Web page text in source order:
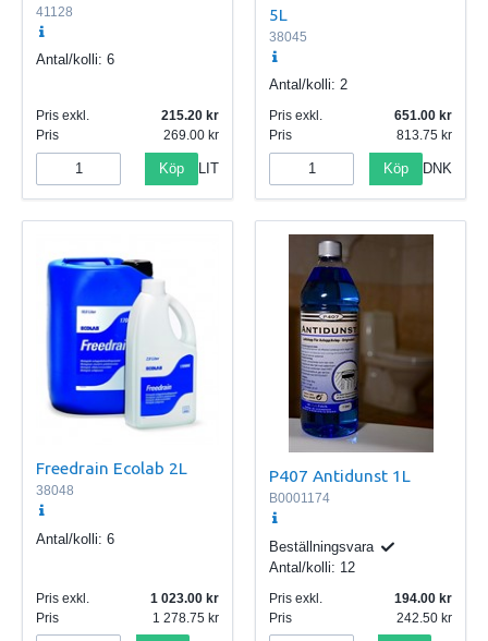
41128
Antal/kolli: 6
Pris exkl.
215.20
Pris
269.00
Köp LIT
5L
38045
Antal/kolli: 2
Pris exkl.
651.00
Pris
813.75
Köp DNK
Freedrain Ecolab 2L
38048
Antal/kolli: 6
Pris exkl.
1 023.00
Pris
1 278.75
P407 Antidunst 1L
B0001174
Beställningsvara
Antal/kolli: 12
Pris exkl.
194.00
Pris
242.50